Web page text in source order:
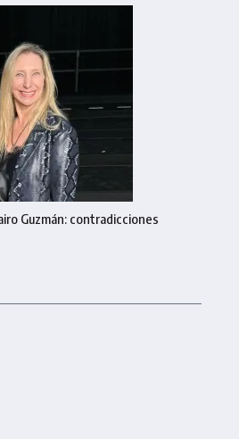
Guzmán: contradicciones